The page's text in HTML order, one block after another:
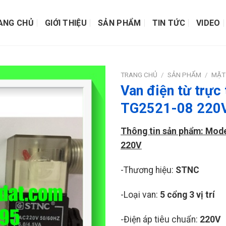
CHỦ GIỚI THIỆU SẢN PHẨM TIN TỨC VIDEO
TRANG CHỦ / SẢN PHẨM /
Van điện từ trực
TG2521-08
Thông tin sản phẩm:
220V
-Thương hiệu: STNC
-Loại van: 5 cổng 3 vị trí
-Điện áp tiêu chuẩn: 220V